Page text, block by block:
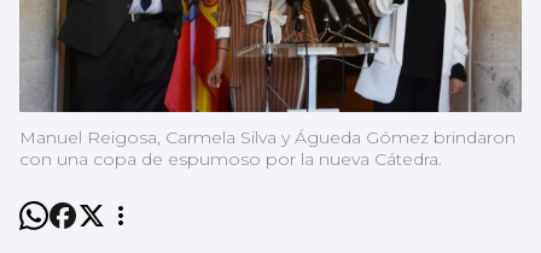
Manuel Reigosa, Carmela Silva y Águeda Gómez brindaron
con una copa de espumoso por la nueva Cátedra.